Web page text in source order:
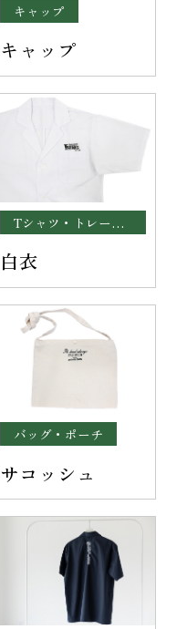
キャップ
キャップ
Tシャツ・トレーナー
白衣
バッグ・ポーチ
サコッシュ